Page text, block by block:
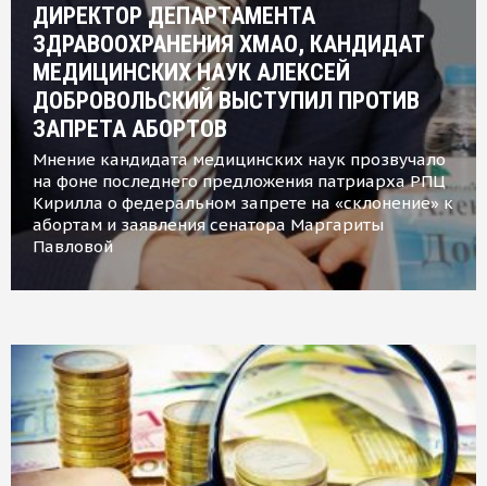
ДИРЕКТОР ДЕПАРТАМЕНТА
ЗДРАВООХРАНЕНИЯ ХМАО, КАНДИДАТ
МЕДИЦИНСКИХ НАУК АЛЕКСЕЙ
ДОБРОВОЛЬСКИЙ ВЫСТУПИЛ ПРОТИВ
ЗАПРЕТА АБОРТОВ
Мнение кандидата медицинских наук прозвучало
на фоне последнего предложения патриарха РПЦ
Кирилла о федеральном запрете на «склонение» к
абортам и заявления сенатора Маргариты
Павловой